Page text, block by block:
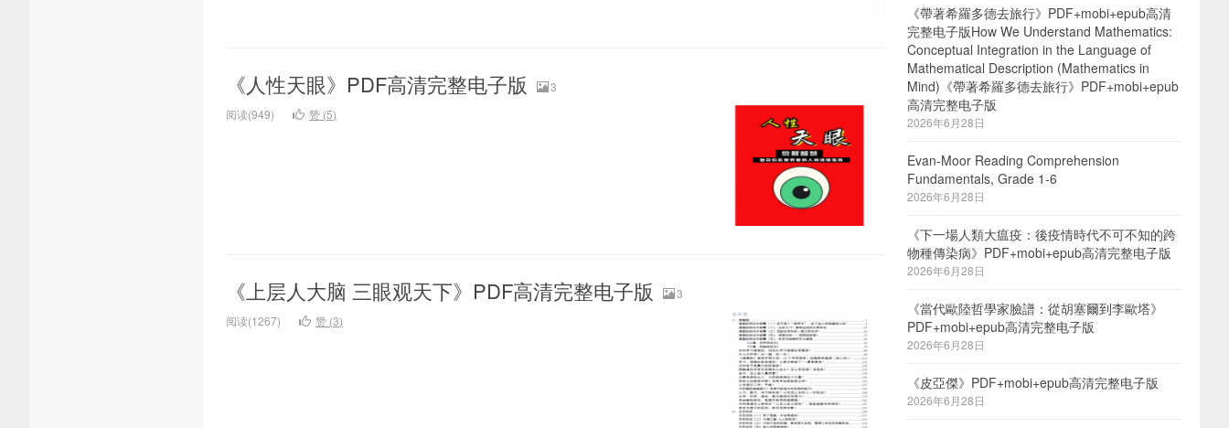
《人性天眼》PDF高清完整电子版
3
阅读(949)
赞 (5)
《上层人大脑 三眼观天下》PDF高清完整电子版
3
阅读(1267)
赞 (3)
《帶著希羅多德去旅行》PDF+mobi+epub高清
完整电子版How We Understand Mathematics:
Conceptual Integration in the Language of
Mathematical Description (Mathematics in
Mind)《帶著希羅多德去旅行》PDF+mobi+epub
高清完整电子版
2026年6月28日
Evan-Moor Reading Comprehension
Fundamentals, Grade 1-6
2026年6月28日
《下一場人類大瘟疫：後疫情時代不可不知的跨
物種傳染病》PDF+mobi+epub高清完整电子版
2026年6月28日
《當代歐陸哲學家臉譜：從胡塞爾到李歐塔》
PDF+mobi+epub高清完整电子版
2026年6月28日
《皮亞傑》PDF+mobi+epub高清完整电子版
2026年6月28日